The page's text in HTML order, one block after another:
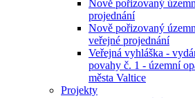
Nově pořizovaný
projednání
Nově pořizovaný
veřejné projednání
Veřejná vyhláška -
povahy č. 1 - územní
města Valtice
Projekty